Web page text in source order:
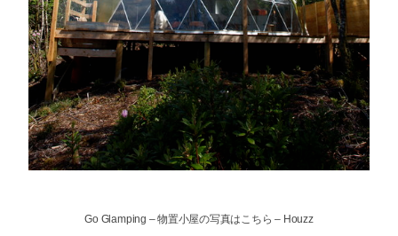
Go Glamping –物置小屋の写真はこちら – Houzz